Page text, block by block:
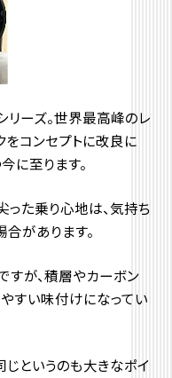
ーズ。世界最高峰のレ
コンセプトに改良に
に至ります。
た乗り心地は、気持ち
合があります。
すが、積層やカーボン
すい味付けになってい
というのも大きなポイ